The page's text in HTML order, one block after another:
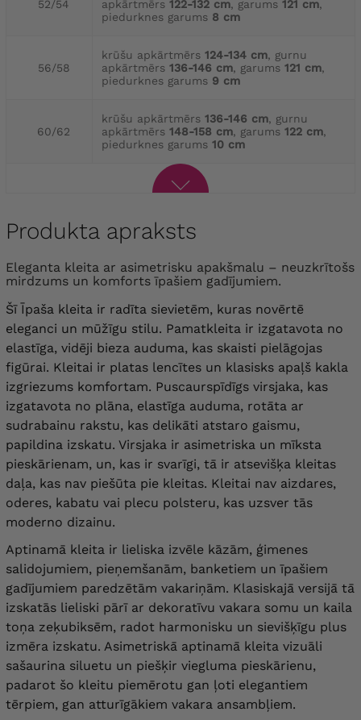
52/54
apkārtmērs 122-132 cm, garums 121 cm,
piedurknes garums 8 cm
56/58
krūšu apkārtmērs 124-134 cm, gurnu
apkārtmērs 136-146 cm, garums 121 cm,
piedurknes garums 9 cm
60/62
krūšu apkārtmērs 136-146 cm, gurnu
apkārtmērs 148-158 cm, garums 122 cm,
piedurknes garums 10 cm
Produkta apraksts
Eleganta kleita ar asimetrisku apakšmalu – neuzkrītošs
mirdzums un komforts īpašiem gadījumiem.
Šī Īpaša kleita ir radīta sievietēm, kuras novērtē
eleganci un mūžīgu stilu. Pamatkleita ir izgatavota no
elastīga, vidēji bieza auduma, kas skaisti pielāgojas
figūrai. Kleitai ir platas lencītes un klasisks apaļš kakla
izgriezums komfortam. Puscaurspīdīgs virsjaka, kas
izgatavota no plāna, elastīga auduma, rotāta ar
sudrabainu rakstu, kas delikāti atstaro gaismu,
papildina izskatu. Virsjaka ir asimetriska un mīksta
pieskārienam, un, kas ir svarīgi, tā ir atsevišķa kleitas
daļa, kas nav piešūta pie kleitas. Kleitai nav aizdares,
oderes, kabatu vai plecu polsteru, kas uzsver tās
moderno dizainu.
Aptinamā kleita ir lieliska izvēle kāzām, ģimenes
salidojumiem, pieņemšanām, banketiem un īpašiem
gadījumiem paredzētām vakariņām. Klasiskajā versijā tā
izskatās lieliski pārī ar dekoratīvu vakara somu un kaila
toņa zeķubiksēm, radot harmonisku un sievišķīgu plus
izmēra izskatu. Asimetriskā aptinamā kleita vizuāli
sašaurina siluetu un piešķir viegluma pieskārienu,
padarot šo kleitu piemērotu gan ļoti elegantiem
tērpiem, gan atturīgākiem vakara ansambļiem.